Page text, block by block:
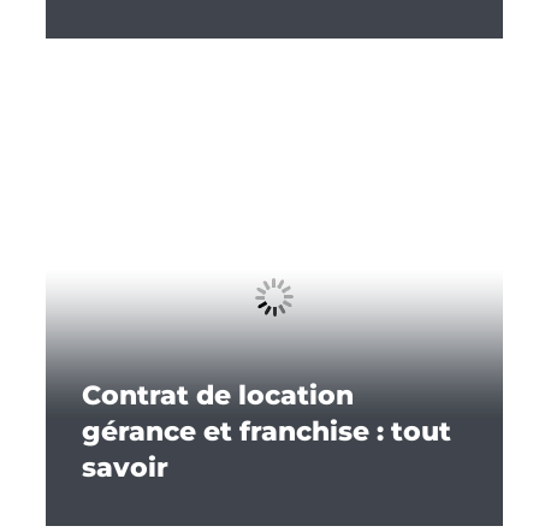
Contrat de location
gérance et franchise : tout
savoir